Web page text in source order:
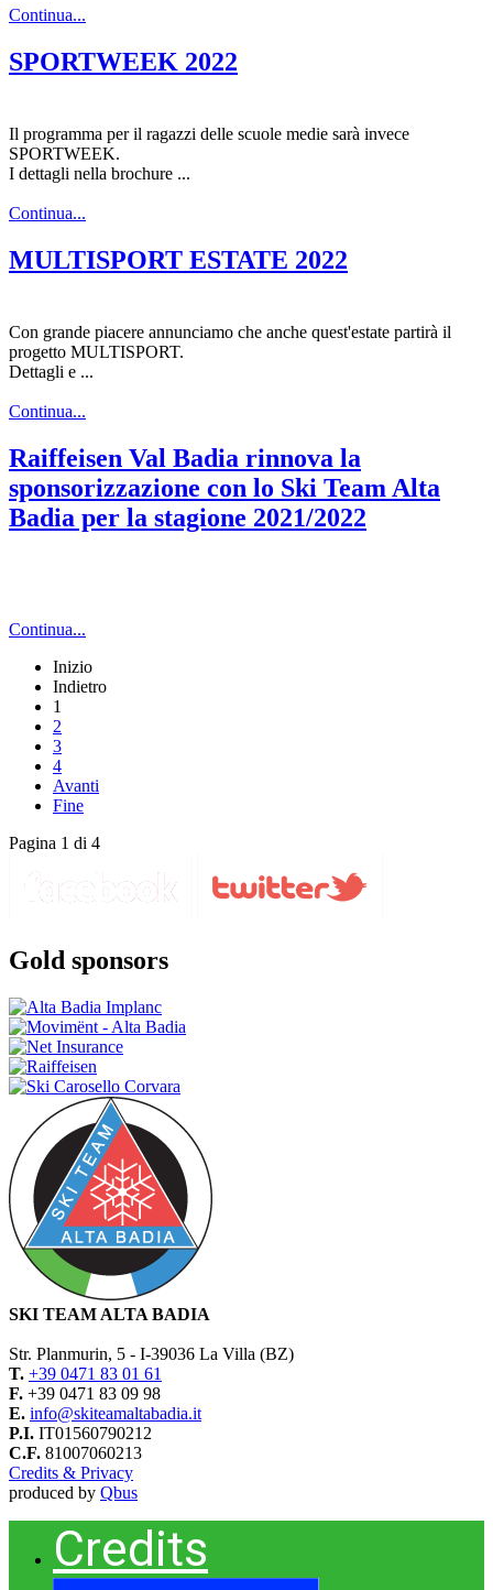
Continua...
SPORTWEEK 2022
Il programma per il ragazzi delle scuole medie sarà invece
SPORTWEEK.
I dettagli nella brochure ...
Continua...
MULTISPORT ESTATE 2022
Con grande piacere annunciamo che anche quest'estate partirà il
progetto MULTISPORT.
Dettagli e ...
Continua...
Raiffeisen Val Badia rinnova la
sponsorizzazione con lo Ski Team Alta
Badia per la stagione 2021/2022
Continua...
Inizio
Indietro
1
2
3
4
Avanti
Fine
Pagina 1 di 4
Gold sponsors
SKI TEAM ALTA BADIA
Str. Planmurin, 5 - I-39036 La Villa (BZ)
T. +39 0471 83 01 61
F. +39 0471 83 09 98
E. info@skiteamaltabadia.it
P.I. IT01560790212
C.F. 81007060213
Credits & Privacy
produced by Qbus
Credits